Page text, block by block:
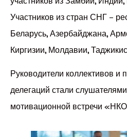
Участников из стран СНГ –
Беларусь, Азербайджана,
Киргизии, Молдавии,
Руководители коллективов и
делегаций стали
мотивационной встречи